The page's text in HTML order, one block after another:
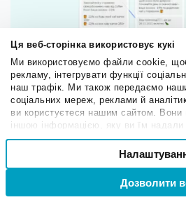
Ця веб-сторінка використовує кукі
Ми використовуємо файли cookie, щоб
рекламу, інтегрувати функції
наш трафік. Ми також передаємо
соціальних мереж, реклами й
ви користуєтеся нашим сайтом. Вони
іншою інформацією, яку ви їм надали
час вашого користування їхніми
Вибір
Привілейовані
Дозволити
Десять варіантів